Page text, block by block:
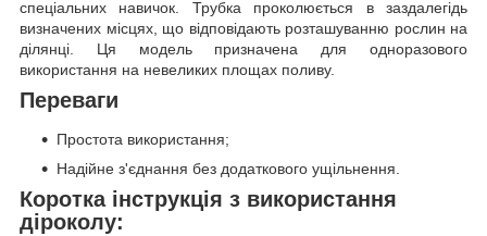
спеціальних навичок. Трубка проколюється в заздалегідь
визначених місцях, що відповідають розташуванню рослин на
ділянці. Ця модель призначена для одноразового
використання на невеликих площах поливу.
Переваги
Простота використання;
Надійне з'єднання без додаткового ущільнення.
Коротка інструкція з використання
діроколу: